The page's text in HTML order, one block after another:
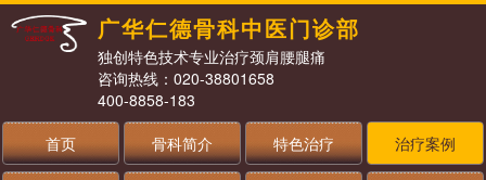
广华仁德骨科中医门诊部
独创特色技术专业治疗颈肩腰腿痛
咨询热线：020-38801658
400-8858-183
首页
骨科简介 特色治疗 治疗案例